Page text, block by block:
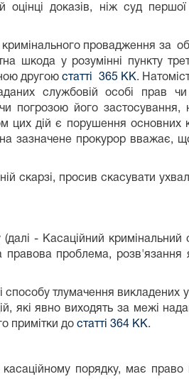
доказів, ніж суд першої
кримінального провадження за
у розумінні пункту
другоюстатті 365 КК.
службовій особі прав
погрозою його застосування,
цих дій є порушення основних
зазначене прокурор вважає,
скарзі, просив скасувати
- Касаційний кримінальний
проблема, розв'язання
тлумачення викладених у
які явно виходять за межі
примітки до статті 364 КК.
порядку, має право